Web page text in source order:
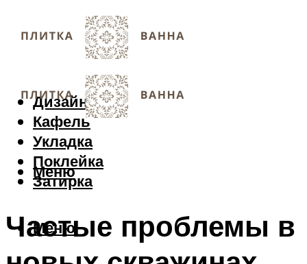
Дизайн
Кафель
Укладка
Поклейка
Затирка
Меню
Меню
Частые проблемы в